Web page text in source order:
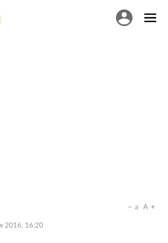
2016, 16:20
a A